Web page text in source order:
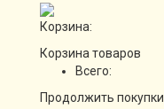
Корзина:
Корзина товаров
Всего:
Продолжить покупки